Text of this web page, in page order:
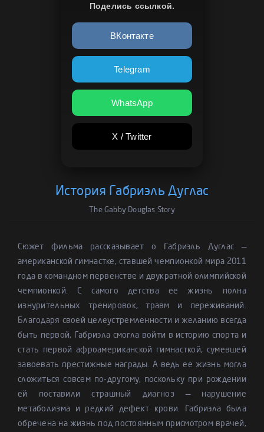
Поделись ссылкой.
ВКонтакте
Telegram
WhatsApp
X / Twitter
История Габриэль Дуглас
The Gabby Douglas Story
Сюжет фильма рассказывает о Габриэль Дуглас —
американской гимнастке, ставшей чемпионкой мира 2011
года в командном первенстве и двукратной олимпийской
чемпионкой. С самого детства ее жизнь полна
изнурительных тренировок, травм и переживаний.
Благодаря своей целеустремленности и желанию всегда
быть первой, Габриэла смогла войти в историю спорта и
стать первой афроамериканской гимнасткой, сумевшей
завоевать престижные награды. А ведь ее жизнь могла
сложиться совсем по-другому, поскольку при рождении
ей поставили страшный диагноз — нарушение
метаболизма и редкий дефект крови. Габриэла была
обречена на жизнь под постоянным присмотром врачей,